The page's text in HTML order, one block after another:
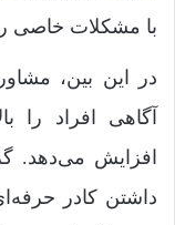
با مشکلات خاصی
در این بین،
آگاهی افراد را
افزایش می‌دهد.
داشتن کادر